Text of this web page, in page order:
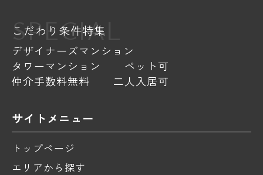
SPECIAL
こだわり条件特集
デザイナーズマンション
タワーマンション
ペット可
仲介手数料無料
二人入居可
サイトメニュー
トップページ
エリアから探す